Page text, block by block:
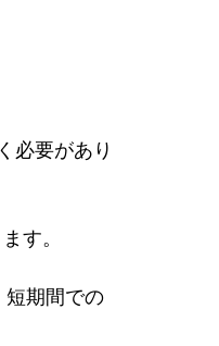
必要があり
す。
短期間での